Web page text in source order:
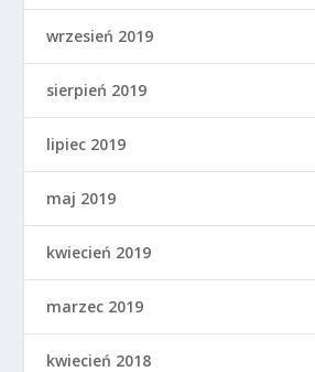
wrzesień 2019
sierpień 2019
lipiec 2019
maj 2019
kwiecień 2019
marzec 2019
kwiecień 2018